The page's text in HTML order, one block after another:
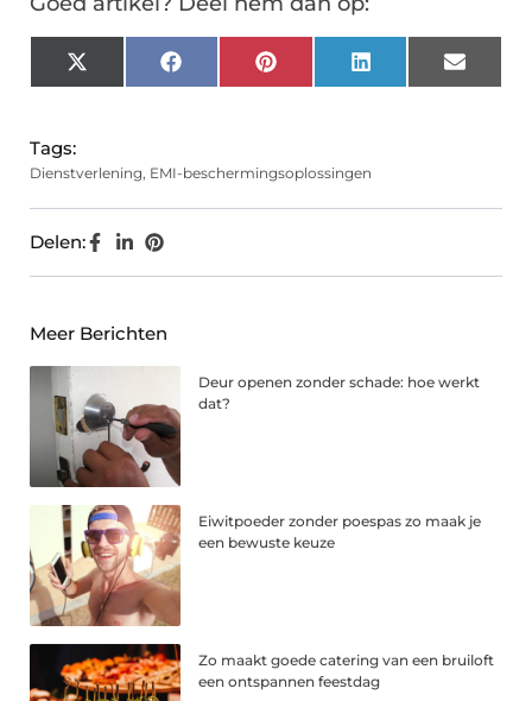
X
(Twitter)
FacebookPinterest LinkedIn Email
Tags:
Dienstverlening, EMI-beschermingsoplossingen
Delen:
Meer Berichten
Deur openen zonder schade: hoe werkt
dat?
Eiwitpoeder zonder poespas zo maak je
een bewuste keuze
Zo maakt goede catering van een bruiloft
een ontspannen feestdag